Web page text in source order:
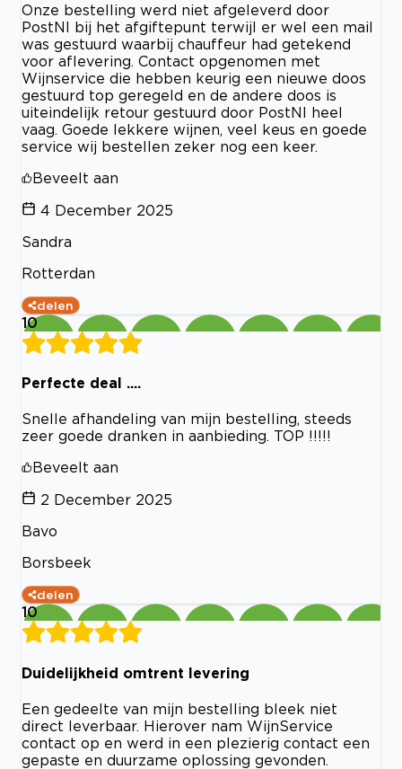
Onze bestelling werd niet afgeleverd door
PostNl bij het afgiftepunt terwijl er wel een mail
was gestuurd waarbij chauffeur had getekend
voor aflevering. Contact opgenomen met
Wijnservice die hebben keurig een nieuwe doos
gestuurd top geregeld en de andere doos is
uiteindelijk retour gestuurd door PostNl heel
vaag. Goede lekkere wijnen, veel keus en goede
service wij bestellen zeker nog een keer.
Beveelt aan
4 December 2025
Sandra
Rotterdan
delen
10
Perfecte deal ....
Snelle afhandeling van mijn bestelling, steeds
zeer goede dranken in aanbieding. TOP !!!!!
Beveelt aan
2 December 2025
Bavo
Borsbeek
delen
10
Duidelijkheid omtrent levering
Een gedeelte van mijn bestelling bleek niet
direct leverbaar. Hierover nam WijnService
contact op en werd in een plezierig contact een
gepaste en duurzame oplossing gevonden.